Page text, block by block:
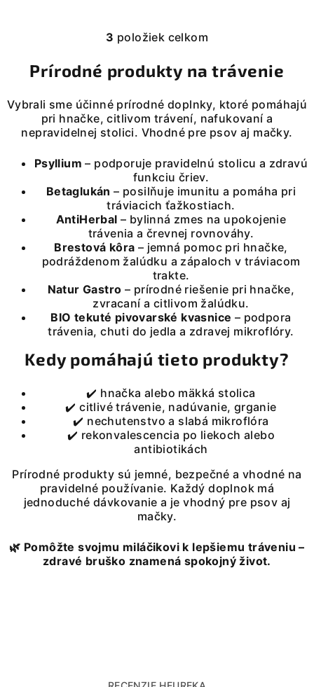
O
l
d
a
c
e
p
r
v
k
y
v
ý
p
i
s
3 položiek celkom
Prírodné produkty na trávenie
Vybrali sme účinné prírodné doplnky, ktoré pomáhajú
pri hnačke, citlivom trávení, nafukovaní a
nepravidelnej stolici. Vhodné pre psov aj mačky.
Psyllium – podporuje pravidelnú stolicu a zdravú
funkciu čriev.
Betaglukán – posilňuje imunitu a pomáha pri
tráviacich ťažkostiach.
AntiHerbal – bylinná zmes na upokojenie
trávenia a črevnej rovnováhy.
Brestová kôra – jemná pomoc pri hnačke,
podráždenom žalúdku a zápaloch v tráviacom
trakte.
Natur Gastro – prírodné riešenie pri hnačke,
zvracaní a citlivom žalúdku.
BIO tekuté pivovarské kvasnice – podpora
trávenia, chuti do jedla a zdravej mikroflóry.
Kedy pomáhajú tieto produkty?
✔️ hnačka alebo mäkká stolica
✔️ citlivé trávenie, nadúvanie, grganie
✔️ nechutenstvo a slabá mikroflóra
✔️ rekonvalescencia po liekoch alebo
antibiotikách
Prírodné produkty sú jemné, bezpečné a vhodné na
pravidelné používanie. Každý doplnok má
jednoduché dávkovanie a je vhodný pre psov aj
mačky.
🌿 Pomôžte svojmu miláčikovi k lepšiemu tráveniu –
zdravé bruško znamená spokojný život.